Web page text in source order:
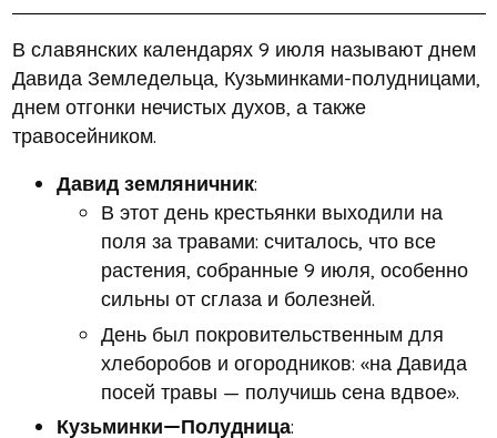
В славянских календарях 9 июля называют днем
Давида Земледельца, Кузьминками-полудницами,
днем отгонки нечистых духов, а также
травосейником.
Давид земляничник:
В этот день крестьянки выходили на
поля за травами: считалось, что все
растения, собранные 9 июля, особенно
сильны от сглаза и болезней.
День был покровительственным для
хлеборобов и огородников: «на Давида
посей травы — получишь сена вдвое».
Кузьминки—Полудница: